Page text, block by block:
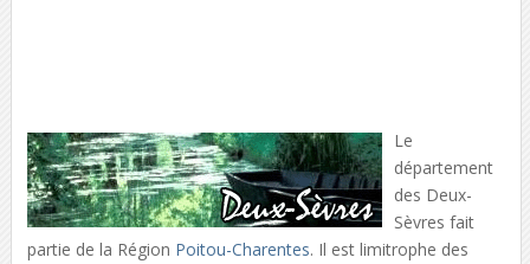
Le
département
des Deux-
Sèvres fait
partie de la Région Poitou-Charentes. Il est limitrophe des